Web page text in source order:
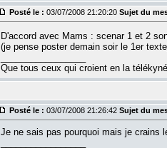
Posté le : 03/07/2008 21:20:20 Sujet du
D'accord avec Mams : scenar 1 et 2
(je pense poster demain soir le 1er
Que tous ceux qui croient en la
Posté le : 03/07/2008 21:26:42 Sujet du
Je ne sais pas pourquoi mais je crains